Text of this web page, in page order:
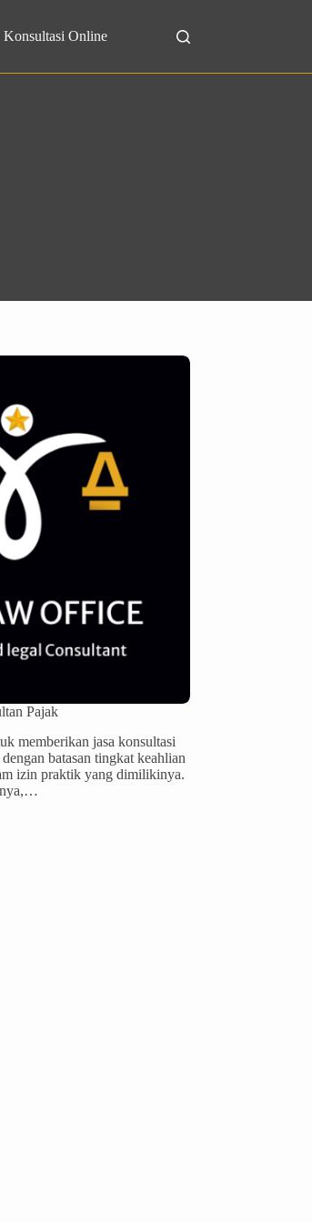
Konsultasi Online
Pajak
memberikan jasa konsultasi
batasan tingkat keahlian
izin praktik yang dimilikinya.